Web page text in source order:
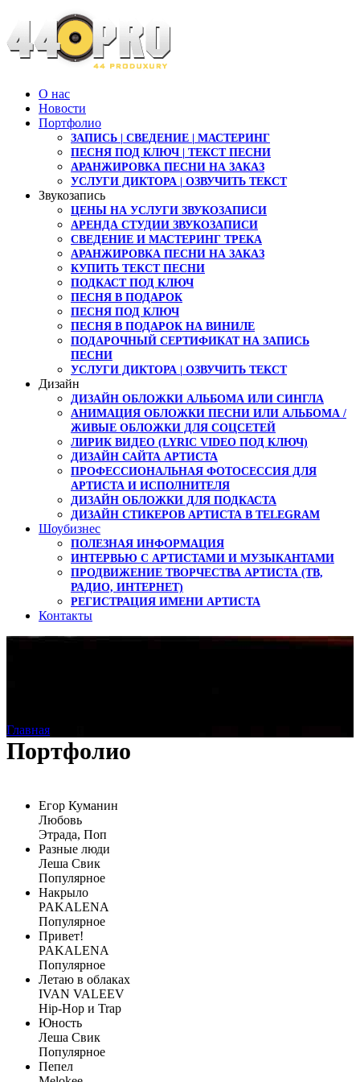
О нас
Новости
Портфолио
ЗАПИСЬ | СВЕДЕНИЕ | МАСТЕРИНГ
ПЕСНЯ ПОД КЛЮЧ | ТЕКСТ ПЕСНИ
АРАНЖИРОВКА ПЕСНИ НА ЗАКАЗ
УСЛУГИ ДИКТОРА | ОЗВУЧИТЬ ТЕКСТ
Звукозапись
ЦЕНЫ НА УСЛУГИ ЗВУКОЗАПИСИ
АРЕНДА СТУДИИ ЗВУКОЗАПИСИ
СВЕДЕНИЕ И МАСТЕРИНГ ТРЕКА
АРАНЖИРОВКА ПЕСНИ НА ЗАКАЗ
КУПИТЬ ТЕКСТ ПЕСНИ
ПОДКАСТ ПОД КЛЮЧ
ПЕСНЯ В ПОДАРОК
ПЕСНЯ ПОД КЛЮЧ
ПЕСНЯ В ПОДАРОК НА ВИНИЛЕ
ПОДАРОЧНЫЙ СЕРТИФИКАТ НА ЗАПИСЬ
ПЕСНИ
УСЛУГИ ДИКТОРА | ОЗВУЧИТЬ ТЕКСТ
Дизайн
ДИЗАЙН ОБЛОЖКИ АЛЬБОМА ИЛИ СИНГЛА
АНИМАЦИЯ ОБЛОЖКИ ПЕСНИ ИЛИ АЛЬБОМА /
ЖИВЫЕ ОБЛОЖКИ ДЛЯ СОЦСЕТЕЙ
ЛИРИК ВИДЕО (LYRIC VIDEO ПОД КЛЮЧ)
ДИЗАЙН САЙТА АРТИСТА
ПРОФЕССИОНАЛЬНАЯ ФОТОСЕССИЯ ДЛЯ
АРТИСТА И ИСПОЛНИТЕЛЯ
ДИЗАЙН ОБЛОЖКИ ДЛЯ ПОДКАСТА
ДИЗАЙН СТИКЕРОВ АРТИСТА В TELEGRAM
Шоубизнес
ПОЛЕЗНАЯ ИНФОРМАЦИЯ
ИНТЕРВЬЮ С АРТИСТАМИ И МУЗЫКАНТАМИ
ПРОДВИЖЕНИЕ ТВОРЧЕСТВА АРТИСТА (ТВ,
РАДИО, ИНТЕРНЕТ)
РЕГИСТРАЦИЯ ИМЕНИ АРТИСТА
Контакты
Главная
Портфолио
Егор Куманин
Любовь
Этрада, Поп
Разные люди
Леша Свик
Популярное
Накрыло
PAKALENA
Популярное
Привет!
PAKALENA
Популярное
Летаю в облаках
IVAN VALEEV
Hip-Hop и Trap
Юность
Леша Свик
Популярное
Пепел